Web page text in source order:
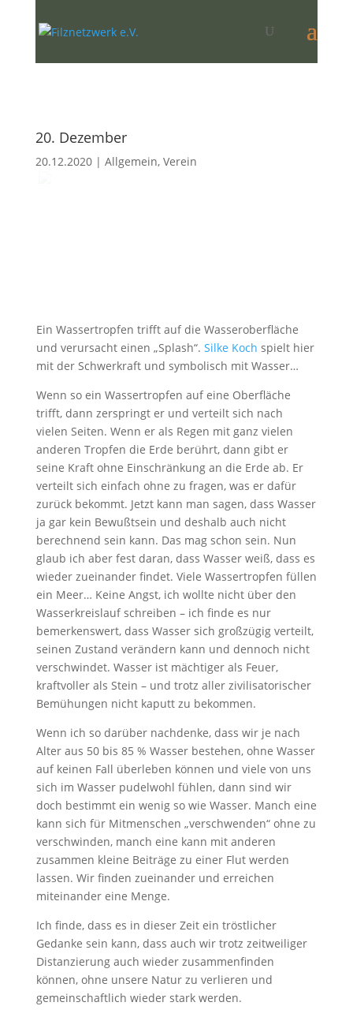
20. Dezember
20.12.2020| Allgemein, Verein
Ein Wassertropfen trifft auf die Wasseroberfläche
und verursacht einen „Splash“. Silke Koch spielt hier
mit der Schwerkraft und symbolisch mit Wasser…
Wenn so ein Wassertropfen auf eine Oberfläche
trifft, dann zerspringt er und verteilt sich nach
vielen Seiten. Wenn er als Regen mit ganz vielen
anderen Tropfen die Erde berührt, dann gibt er
seine Kraft ohne Einschränkung an die Erde ab. Er
verteilt sich einfach ohne zu fragen, was er dafür
zurück bekommt. Jetzt kann man sagen, dass Wasser
ja gar kein Bewußtsein und deshalb auch nicht
berechnend sein kann. Das mag schon sein. Nun
glaub ich aber fest daran, dass Wasser weiß, dass es
wieder zueinander findet. Viele Wassertropfen füllen
ein Meer… Keine Angst, ich wollte nicht über den
Wasserkreislauf schreiben – ich finde es nur
bemerkenswert, dass Wasser sich großzügig verteilt,
seinen Zustand verändern kann und dennoch nicht
verschwindet. Wasser ist mächtiger als Feuer,
kraftvoller als Stein – und trotz aller zivilisatorischer
Bemühungen nicht kaputt zu bekommen.
Wenn ich so darüber nachdenke, dass wir je nach
Alter aus 50 bis 85 % Wasser bestehen, ohne Wasser
auf keinen Fall überleben können und viele von uns
sich im Wasser pudelwohl fühlen, dann sind wir
doch bestimmt ein wenig so wie Wasser. Manch eine
kann sich für Mitmenschen „verschwenden“ ohne zu
verschwinden, manch eine kann mit anderen
zusammen kleine Beiträge zu einer Flut werden
lassen. Wir finden zueinander und erreichen
miteinander eine Menge.
Ich finde, dass es in dieser Zeit ein tröstlicher
Gedanke sein kann, dass auch wir trotz zeitweiliger
Distanzierung auch wieder zusammenfinden
können, ohne unsere Natur zu verlieren und
gemeinschaftlich wieder stark werden.